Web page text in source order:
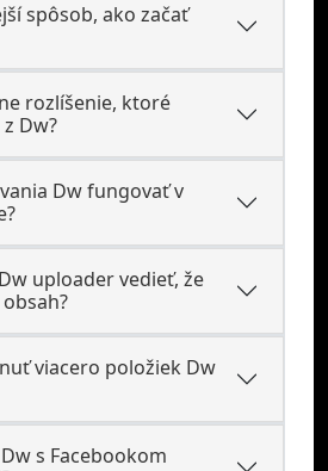
spôsob, ako začať
rozlíšenie, ktoré
Dw?
Dw fungovať v
uploader vedieť, že
viacero položiek Dw
s Facebookom